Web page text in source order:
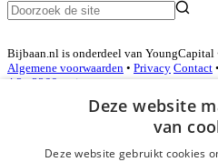
Bijbaan.nl is onderdeel van
Algemene voorwaarden • Privacy Contact •
4.3 - 3366 reviews
Inloggen als bedrijf
Deze website
van
Deze website gebruikt cookies